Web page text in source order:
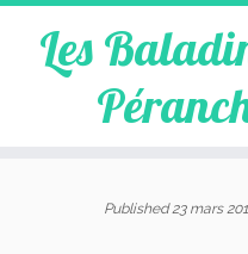
Les
Published 23 mars